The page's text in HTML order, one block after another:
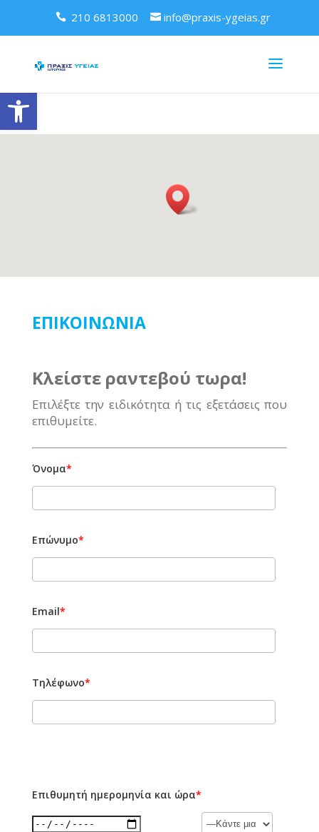
Ανοίξτε τη γραμμή εργαλείων
210 6813000 info@praxis-ygeias.gr
ΕΠΙΚΟΙΝΩΝΙΑ
Κλείστε ραντεβού τωρα!
Επιλέξτε την ειδικότητα ή τις εξετάσεις που
επιθυμείτε.
Όνομα*
Επώνυμο*
Email*
Τηλέφωνο*
Επιθυμητή ημερομηνία και ώρα*